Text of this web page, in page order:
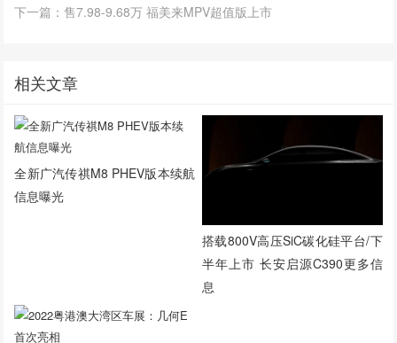
下一篇：售7.98-9.68万 福美来MPV超值版上市
相关文章
全新广汽传祺M8 PHEV版本续航
信息曝光
搭载800V高压SiC碳化硅平台/下
半年上市 长安启源C390更多信
息